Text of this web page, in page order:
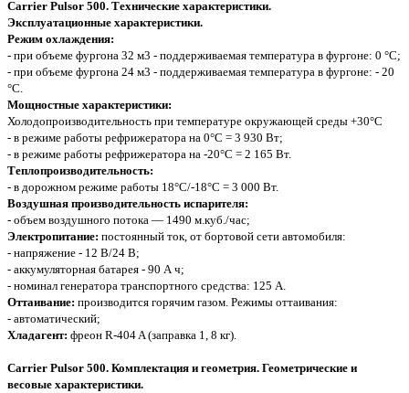
Cаrrier Pulsor 500. Технические характеристики.
Эксплуатационные характеристики.
Режим охлаждения:
- при объеме фургона 32 м3 - поддерживаемая температура в фургоне: 0 °С;
- при объеме фургона 24 м3 - поддерживаемая температура в фургоне: - 20
°С.
Мощностные характеристики:
Холодопроизводительность при температуре окружающей среды +30°С
- в режиме работы рефрижератора на 0°C = 3 930 Вт;
- в режиме работы рефрижератора на -20°C = 2 165 Вт.
Теплопроизводительность:
- в дорожном режиме работы 18°C/-18°C = 3 000 Вт.
Воздушная производительность испарителя:
- объем воздушного потока — 1490 м.куб./час;
Электропитание: постоянный ток, от бортовой сети автомобиля:
- напряжение - 12 В/24 В;
- аккумуляторная батарея - 90 А ч;
- номинал генератора транспортного средства: 125 A.
Оттаивание: производится горячим газом. Режимы оттаивания:
- автоматический;
Хладагент: фреон R-404 A (заправка 1, 8 кг).
Cаrrier Pulsor 500. Комплектация и геометрия. Геометрические и
весовые характеристики.